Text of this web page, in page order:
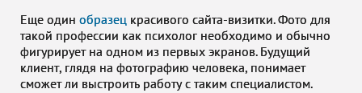
Еще один образец красивого сайта-визитки. Фото для
такой профессии как психолог необходимо и обычно
фигурирует на одном из первых экранов. Будущий
клиент, глядя на фотографию человека, понимает
сможет ли выстроить работу с таким специалистом.